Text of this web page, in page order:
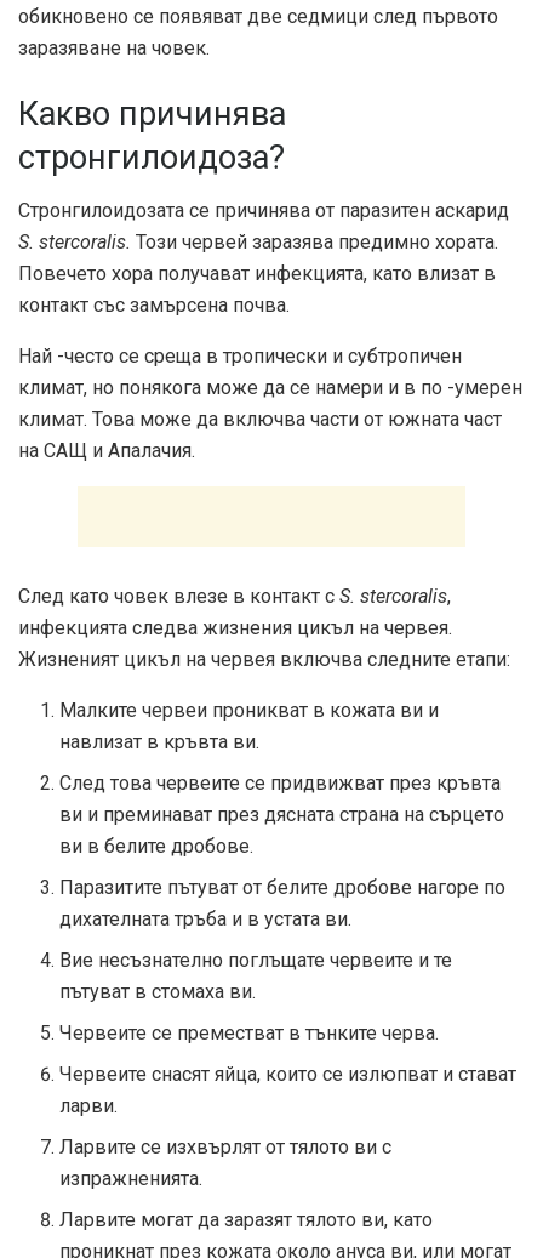
обикновено се появяват две седмици след първото
заразяване на човек.
Какво причинява
стронгилоидоза?
Стронгилоидозата се причинява от паразитен аскарид
S. stercoralis. Този червей заразява предимно хората.
Повечето хора получават инфекцията, като влизат в
контакт със замърсена почва.
Най -често се среща в тропически и субтропичен
климат, но понякога може да се намери и в по -умерен
климат. Това може да включва части от южната част
на САЩ и Апалачия.
След като човек влезе в контакт с S. stercoralis,
инфекцията следва жизнения цикъл на червея.
Жизненият цикъл на червея включва следните етапи:
Малките червеи проникват в кожата ви и
навлизат в кръвта ви.
След това червеите се придвижват през кръвта
ви и преминават през дясната страна на сърцето
ви в белите дробове.
Паразитите пътуват от белите дробове нагоре по
дихателната тръба и в устата ви.
Вие несъзнателно поглъщате червеите и те
пътуват в стомаха ви.
Червеите се преместват в тънките черва.
Червеите снасят яйца, които се излюпват и стават
ларви.
Ларвите се изхвърлят от тялото ви с
изпражненията.
Ларвите могат да заразят тялото ви, като
проникнат през кожата около ануса ви, или могат